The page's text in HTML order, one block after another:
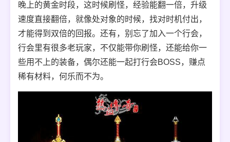
晚上的黄金时段，这时候刷怪，经验能翻一倍，升级
速度直接翻倍，就像处对象的时候，找对时机付出，
才能得到双倍的回报。还有，别忘了加入一个行会，
行会里有很多老玩家，不仅能带你刷怪，还能给你一
些用不上的装备，偶尔还能一起打行会BOSS，赚点
稀有材料，何乐而不为。